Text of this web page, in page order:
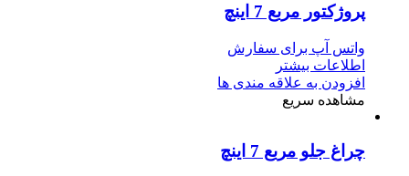
پروژکتور مربع 7 اینچ
واتس آپ برای سفارش
اطلاعات بیشتر
افزودن به علاقه مندی ها
مشاهده سریع
چراغ جلو مربع 7 اینچ